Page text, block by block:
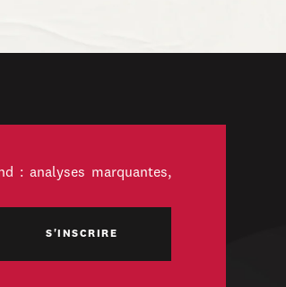
: analyses marquantes,